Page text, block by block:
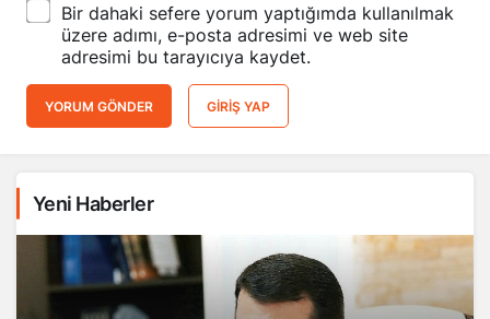
Bir dahaki sefere yorum yaptığımda kullanılmak
üzere adımı, e-posta adresimi ve web site
adresimi bu tarayıcıya kaydet.
YORUM GÖNDER GIRIŞ YAP
Yeni Haberler